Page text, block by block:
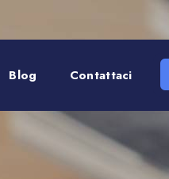
Blog Contattaci